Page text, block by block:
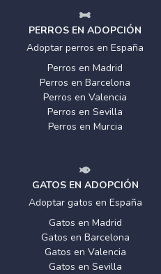
PERROS EN ADOPCIÓN
Adoptar perros en España
Perros en Madrid
Perros en Barcelona
Perros en Valencia
Perros en Sevilla
Perros en Murcia
GATOS EN ADOPCIÓN
Adoptar gatos en España
Gatos en Madrid
Gatos en Barcelona
Gatos en Valencia
Gatos en Sevilla